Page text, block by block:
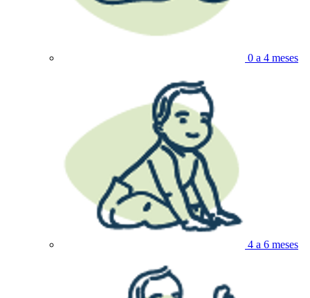
0 a 4 meses
4 a 6 meses